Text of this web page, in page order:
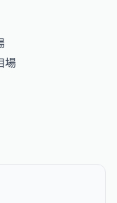
場